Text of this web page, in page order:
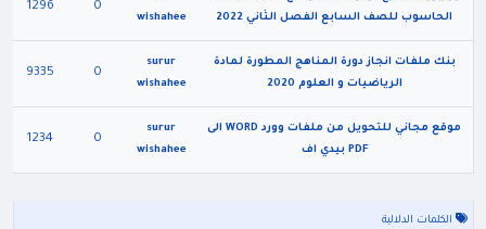
الحاسوب للصف السابع الفصل الثاني 2022
wishahee
0
1296
بنك ملفات انجاز دورة المناهج المطورة لمادة
الرياضيات و العلوم 2020
surur
wishahee
0
9335
موقع مجاني للتحويل من ملفات وورد WORD الى
PDF بيدي اف
surur
wishahee
0
1234
الكلمات الدلالية